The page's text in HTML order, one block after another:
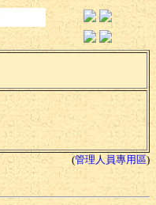
(管理人員專用區)